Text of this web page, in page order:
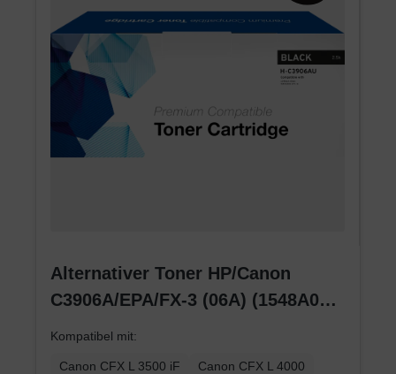
Alternativer Toner HP/Canon
C3906A/EPA/FX-3 (06A) (1548A003)
Kompatibel mit:
Canon CFX L 3500 iF
Canon CFX L 4000